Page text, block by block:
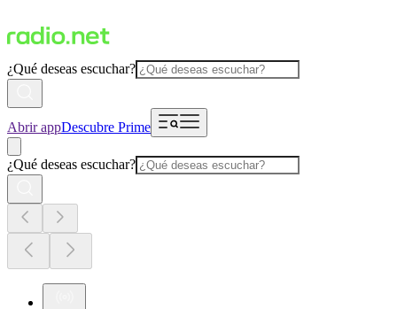
¿Qué deseas escuchar?
Abrir appDescubre Prime
¿Qué deseas escuchar?